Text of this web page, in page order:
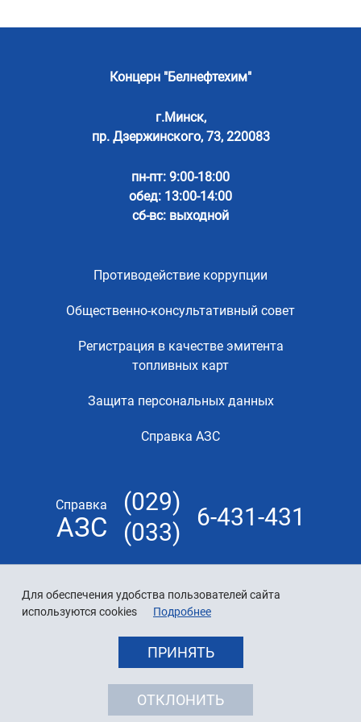
Для обеспечения удобства пользователей сайта
используются cookies
Подробнее
ПРИНЯТЬ
ОТКЛОНИТЬ
Концерн "Белнефтехим"
г.Минск,
пр. Дзержинского, 73, 220083
пн-пт: 9:00-18:00
обед: 13:00-14:00
сб-вс: выходной
Противодействие коррупции
Общественно-консультативный совет
Регистрация в качестве эмитента
топливных карт
Защита персональных данных
Справка АЗС
Справка
АЗС
(029)
(033)
6-431-431
© 2026 «Белнефтехим»